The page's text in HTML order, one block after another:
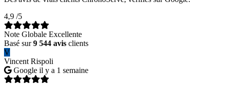
4,9 /5
Note Globale Excellente
Basé sur9 544 avis clients
V
Vincent Rispoli
Google il y a 1 semaine